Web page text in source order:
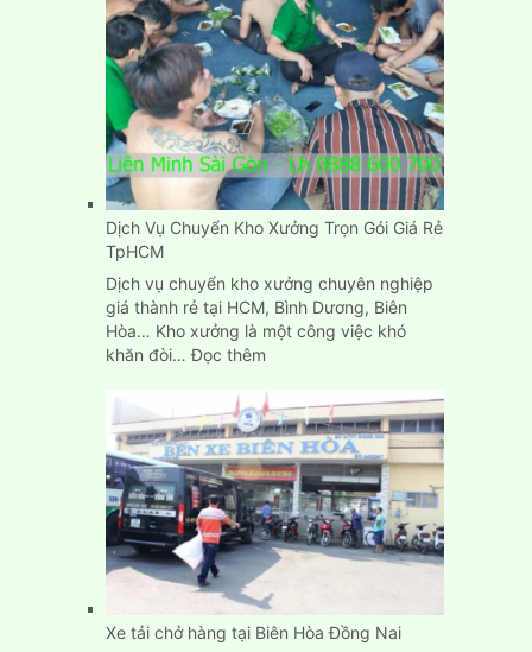
giản,
giá
Dịch Vụ Chuyển Kho Xưởng Trọn Gói Giá Rẻ
TpHCM
Dịch vụ chuyển kho xưởng chuyên nghiệp
giá thành rẻ tại HCM, Bình Dương, Biên
Hòa… Kho xưởng là một công việc khó
khăn đòi…Đọc thêm:
Vụ
Chuyển
Kho
Xưởng
Trọn
Gói
Giá
Rẻ
TpHCM
Xe tải chở hàng tại Biên Hòa Đồng Nai